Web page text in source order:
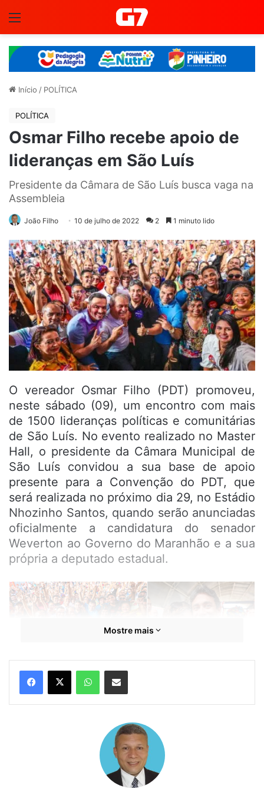
Início / POLÍTICA
POLÍTICA
Osmar Filho recebe apoio de
lideranças em São Luís
Presidente da Câmara de São Luís busca vaga na
Assembleia
João Filho 10 de julho de 2022 2 1 minuto lido
O vereador Osmar Filho (PDT) promoveu,
neste sábado (09), um encontro com mais
de 1500 lideranças políticas e comunitárias
de São Luís. No evento realizado no Master
Hall, o presidente da Câmara Municipal de
São Luís convidou a sua base de apoio
presente para a Convenção do PDT, que
será realizada no próximo dia 29, no Estádio
Nhozinho Santos, quando serão anunciadas
oficialmente a candidatura do senador
Weverton ao Governo do Maranhão e a sua
própria a deputado estadual.
O pedetista agradeceu a todos que o
acompanham desde quando iniciou sua
trajetória política, em 2008, na época com
21 anos e aos que contribuíram para que
Mostre mais